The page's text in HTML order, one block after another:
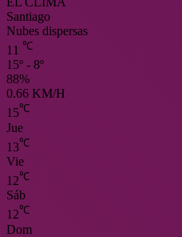
Santiago
Nubes dispersas
11 ℃
15º - 8º
88%
0.66 KM/H
15℃
Jue
13℃
Vie
12℃
Sáb
12℃
Dom